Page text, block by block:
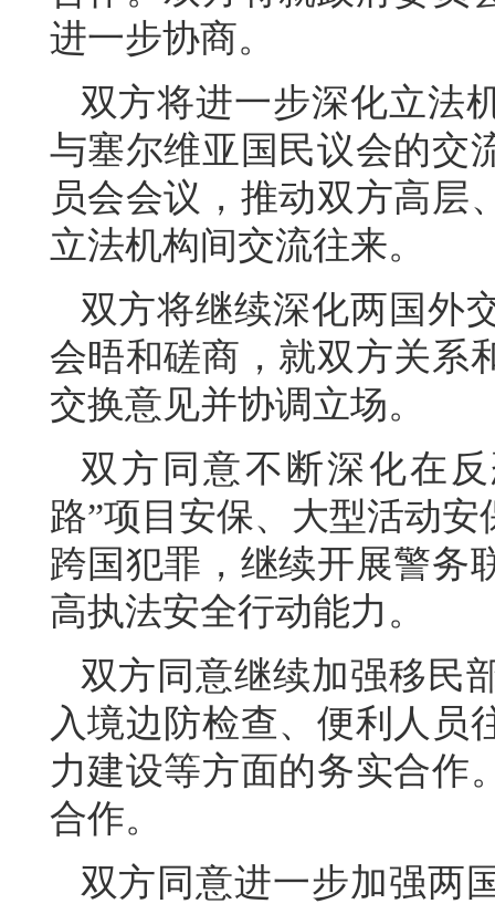
进一步协商。
双方将进一步深化立法
与塞尔维亚国民议会的交
员会会议，推动双方高层
立法机构间交流往来。
双方将继续深化两国外
会晤和磋商，就双方关系
交换意见并协调立场。
双方同意不断深化在
路”项目安保、大型活动
跨国犯罪，继续开展警务
高执法安全行动能力。
双方同意继续加强移民
入境边防检查、便利人员
力建设等方面的务实合作
合作。
双方同意进一步加强两